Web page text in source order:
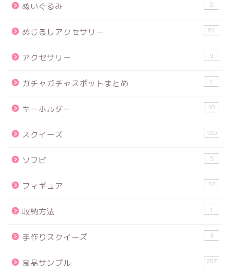
ぬいぐるみ 8
めじるしアクセサリー 64
アクセサリー 9
ガチャガチャスポットまとめ 1
キーホルダー 48
スクイーズ 180
ソフビ 5
フィギュア 22
収納方法 1
手作りスクイーズ 4
食品サンプル 287